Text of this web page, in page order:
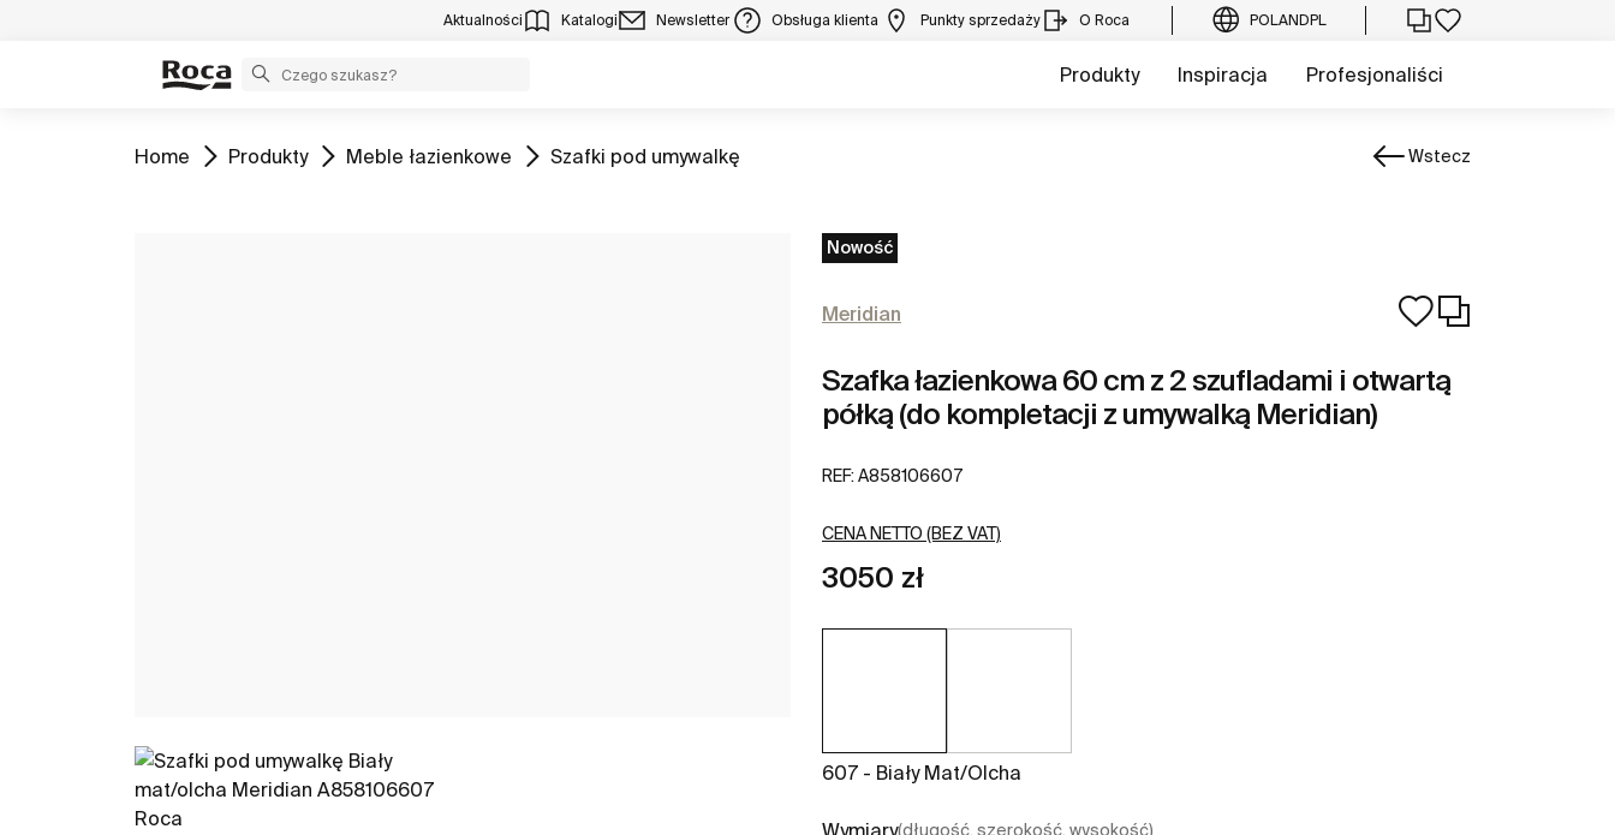
Aktualności Katalogi Newsletter Obsługa klienta Punkty sprzedaży O Roca POLANDPL
Produkty Inspiracja Profesjonaliści
Zobacz
Home Zobacz
Produkty Zobacz
Meble łazienkowe Zobacz
Szafki pod umywalkę Wstecz
Nowość
Meridian
Szafka łazienkowa 60 cm z 2 szufladami i otwartą
półką (do kompletacji z umywalką Meridian)
REF: A858106607
CENA NETTO (BEZ VAT)
3050 zł
607 - Biały Mat/olcha
Wymiary(długość, szerokość, wysokość)